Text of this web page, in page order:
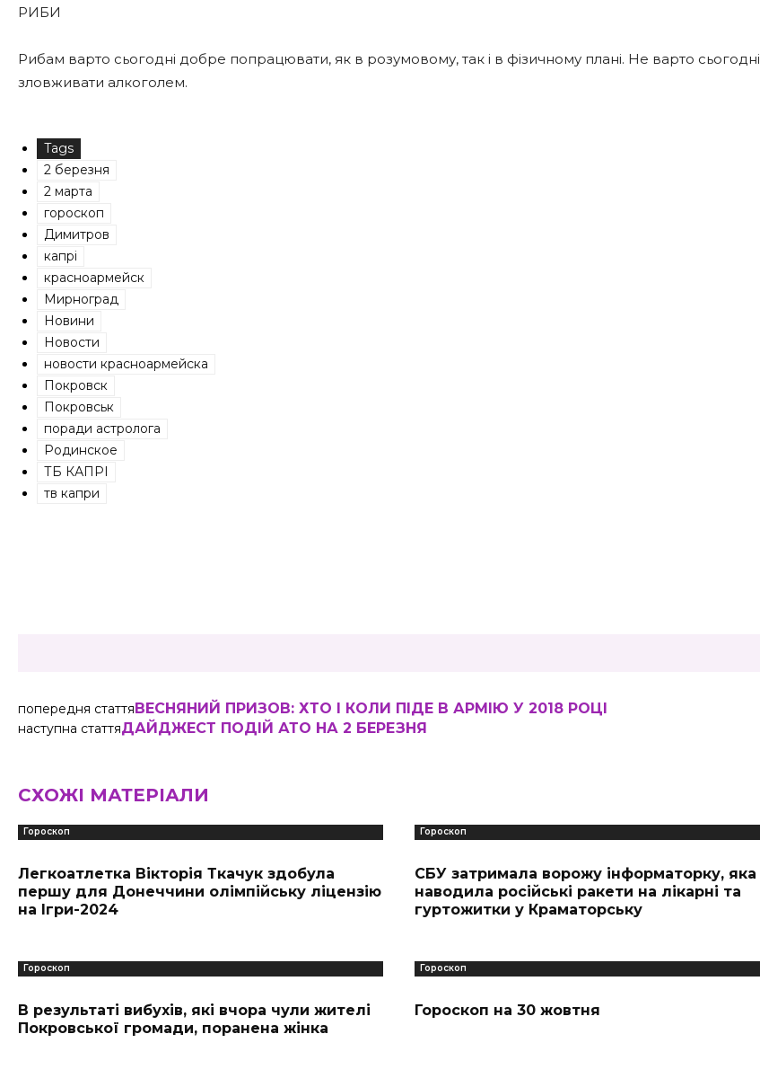
РИБИ
Рибам варто сьогодні добре попрацювати, як в розумовому, так і в фізичному плані. Не варто сьогодні
зловживати алкоголем.
Tags
2 березня
2 марта
гороскоп
Димитров
капрі
красноармейск
Мирноград
Новини
Новости
новости красноармейска
Покровск
Покровськ
поради астролога
Родинское
ТБ КАПРІ
тв капри
попередня статтяВЕСНЯНИЙ ПРИЗОВ: ХТО І КОЛИ ПІДЕ В АРМІЮ У 2018 РОЦІ
наступна статтяДАЙДЖЕСТ ПОДІЙ АТО НА 2 БЕРЕЗНЯ
СХОЖІ МАТЕРІАЛИ
Гороскоп
Легкоатлетка Вікторія Ткачук здобула
першу для Донеччини олімпійську ліцензію
на Ігри-2024
Гороскоп
СБУ затримала ворожу інформаторку, яка
наводила російські ракети на лікарні та
гуртожитки у Краматорську
Гороскоп
В результаті вибухів, які вчора чули жителі
Покровської громади, поранена жінка
Гороскоп
Гороскоп на 30 жовтня